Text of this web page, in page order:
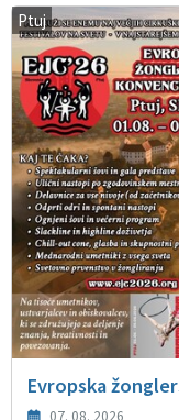
Ptuj
Evropska
07. 08. 2026